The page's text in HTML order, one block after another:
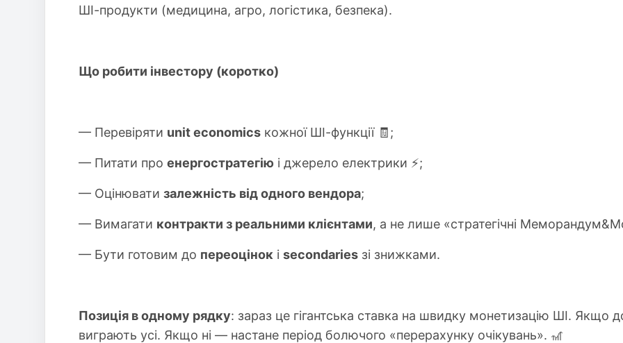
ШІ-продукти (медицина, агро, логістика, безпека).
Що робити інвестору (коротко)
— Перевіряти unit economics кожної ШІ-функції 🧾;
— Питати про енергостратегію і джерело електрики ⚡️;
— Оцінювати залежність від одного вендора;
— Вимагати контракти з реальними клієнтами, а не лише «стратегічні
— Бути готовим до переоцінок і secondaries зі знижками.
Позиція в одному рядку: зараз це гігантська ставка на швидку монетизацію ШІ. Якщо
виграють усі. Якщо ні — настане період болючого «перерахунку очікувань». 🎢